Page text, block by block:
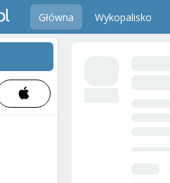
Główna Wykopalisko